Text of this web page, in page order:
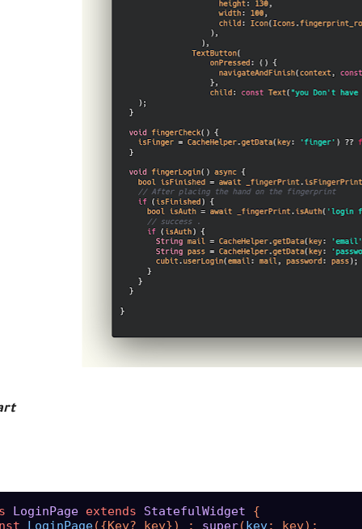
LoginPage extends StatefulWidget
{
LoginPage({Key? key}) : super(key: key);